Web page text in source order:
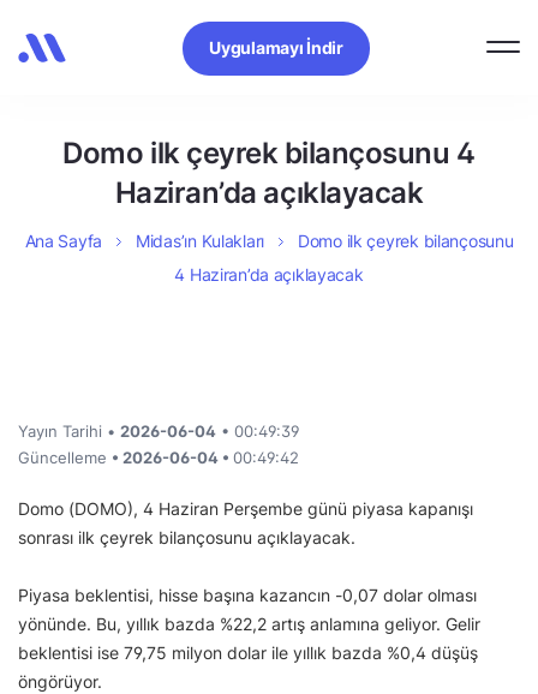
Uygulamayı İndir
Domo ilk çeyrek bilançosunu 4
Haziran’da açıklayacak
Ana Sayfa Midas’ın Kulakları
Domo ilk çeyrek bilançosunu
4 Haziran’da açıklayacak
Yayın Tarihi • 2026-06-04 • 00:49:39
Güncelleme • 2026-06-04 • 00:49:42
Domo (DOMO), 4 Haziran Perşembe günü piyasa kapanışı
sonrası ilk çeyrek bilançosunu açıklayacak.
Piyasa beklentisi, hisse başına kazancın -0,07 dolar olması
yönünde. Bu, yıllık bazda %22,2 artış anlamına geliyor. Gelir
beklentisi ise 79,75 milyon dolar ile yıllık bazda %0,4 düşüş
öngörüyor.